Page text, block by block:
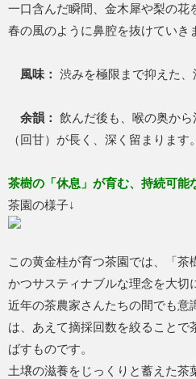
一口含んだ瞬間、金木犀や梨の花
春の風のように鼻腔を抜けていき
風味： 渋みを極限まで抑えた、
余韻： 飲んだ後も、喉の奥か
（回甘）が長く、深く留まります。
茶樹の「休息」が育む、持続可能
茶園の様子↓
この黄金桂が育つ茶園では、「茶
かつサスティナブルな理念を大切
近年の茶農家さんたちの間でも意
は、あえて摘採回数を絞ることで
ばすものです。
土壌の滋養をじっくりと蓄えた茶